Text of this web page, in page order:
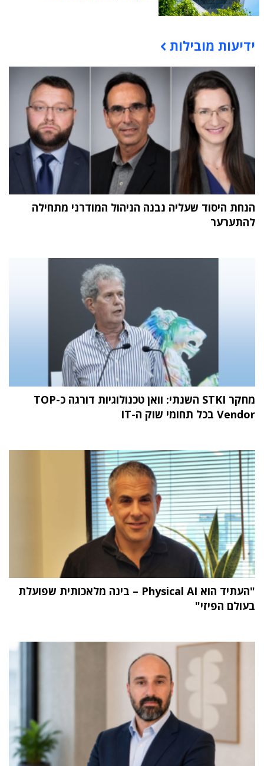
תוכן פרסומי
ידיעות מובילות
הנחת היסוד שעליה נבנה הניהול המודרני מתחילה
להתערער
מחקר STKI השנתי: וואן טכנולוגיות דורגה כ-TOP
Vendor בכל תחומי שוק ה-IT
"העתיד הוא Physical AI – בינה מלאכותית שפועלת
בעולם הפיזי"